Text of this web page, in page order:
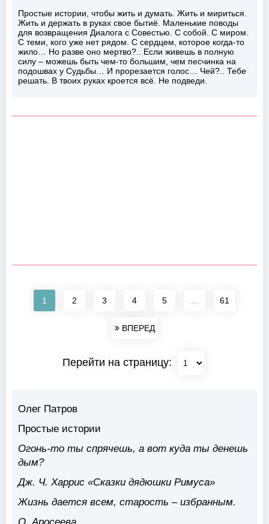
Простые истории, чтобы жить и думать. Жить и мириться.
Жить и держать в руках свое бытиё. Маленькие поводы
для возвращения Диалога с Совестью. С собой. С миром.
С теми, кого уже нет рядом. С сердцем, которое когда-то
жило… Но разве оно мертво?.. Если живешь в полную
силу – можешь быть чем-то большим, чем песчинка на
подошвах у Судьбы… И прорезается голос… Чей?.. Тебе
решать. В твоих руках кроется всё. Не подведи.
1 2 3 4 5 61
ВПЕРЕД
Перейти на страницу:
Олег Патров
Простые истории
Огонь-то ты спрячешь, а вот куда ты денешь
дым?
Дж. Ч. Харрис «Сказки дядюшки Римуса»
Жизнь дается всем, старость – избранным.